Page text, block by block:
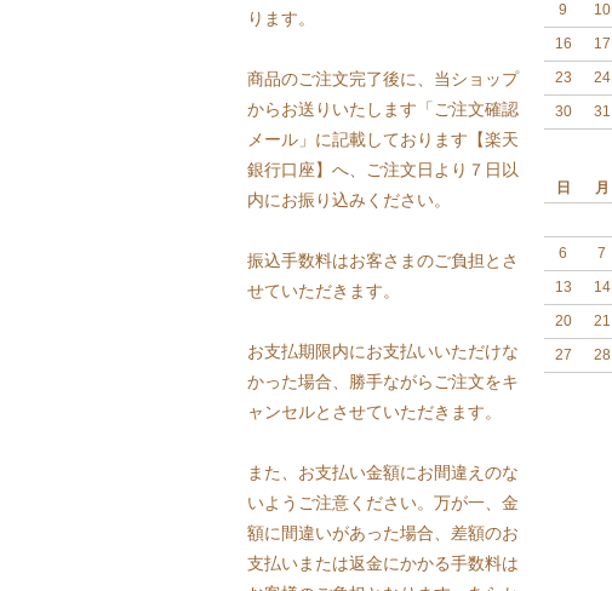
ります。
商品のご注文完了後に、当ショップ
からお送りいたします「ご注文確認
メール」に記載しております【楽天
銀行口座】へ、ご注文日より７日以
内にお振り込みください。
振込手数料はお客さまのご負担とさ
せていただきます。
お支払期限内にお支払いいただけな
かった場合、勝手ながらご注文をキ
ャンセルとさせていただきます。
また、お支払い金額にお間違えのな
いようご注意ください。万が一、金
額に間違いがあった場合、差額のお
支払いまたは返金にかかる手数料は
9
10
16
17
23
24
30
31
日
月
6
7
13
14
20
21
27
28